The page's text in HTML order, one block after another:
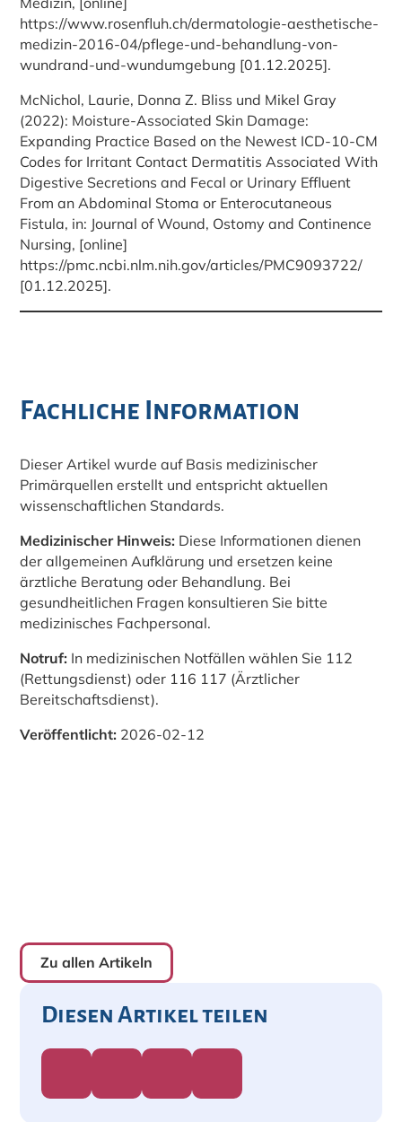
https://www.rosenfluh.ch/dermatologie-aesthetische-
medizin-2016-04/pflege-und-behandlung-von-
wundrand-und-wundumgebung [01.12.2025].
McNichol, Laurie, Donna Z. Bliss und Mikel Gray
(2022): Moisture-Associated Skin Damage:
Expanding Practice Based on the Newest ICD-10-CM
Codes for Irritant Contact Dermatitis Associated With
Digestive Secretions and Fecal or Urinary Effluent
From an Abdominal Stoma or Enterocutaneous
Fistula, in: Journal of Wound, Ostomy and Continence
Nursing, [online]
https://pmc.ncbi.nlm.nih.gov/articles/PMC9093722/
[01.12.2025].
Fachliche Information
Dieser Artikel wurde auf Basis medizinischer
Primärquellen erstellt und entspricht aktuellen
wissenschaftlichen Standards.
Medizinischer Hinweis: Diese Informationen dienen
der allgemeinen Aufklärung und ersetzen keine
ärztliche Beratung oder Behandlung. Bei
gesundheitlichen Fragen konsultieren Sie bitte
medizinisches Fachpersonal.
Notruf: In medizinischen Notfällen wählen Sie 112
(Rettungsdienst) oder 116 117 (Ärztlicher
Bereitschaftsdienst).
Veröffentlicht: 2026-02-12
Zu allen Artikeln
Diesen Artikel teilen